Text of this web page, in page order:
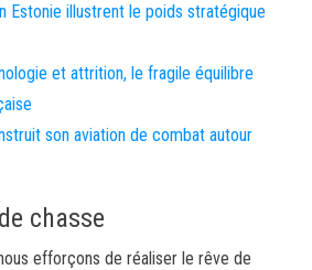
Estonie illustrent le poids stratégique
et attrition, le fragile équilibre
son aviation de combat autour
chasse
efforçons de réaliser le rêve de